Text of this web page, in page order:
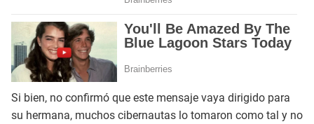
Si bien, no confirmó que este mensaje vaya dirigido para
su hermana, muchos cibernautas lo tomaron como tal y no